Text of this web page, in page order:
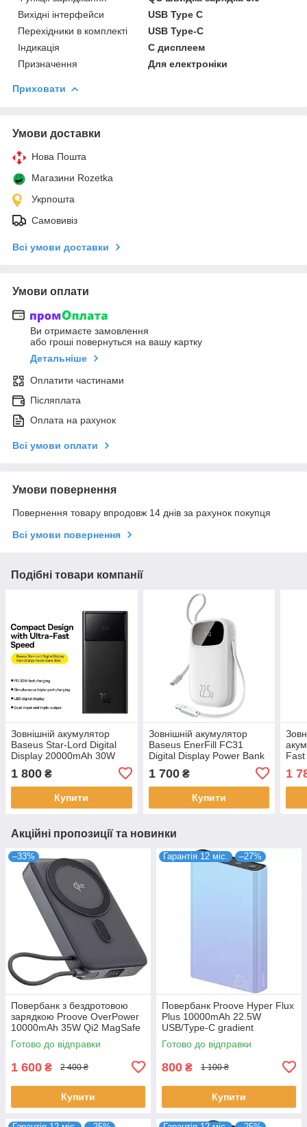
Вихідні інтерфейси
USB Type C
Перехідники в комплекті
USB Type-C
Індикація
С дисплеем
Призначення
Для електроніки
Приховати
Умови доставки
Нова Пошта
Магазини Rozetka
Укрпошта
Самовивіз
Всі умови доставки
Умови оплати
Ви отримаєте замовлення
або гроші повернуться на вашу картку
Детальніше
Оплатити частинами
Післяплата
Оплата на рахунок
Всі умови оплати
Умови повернення
Повернення товару впродовж 14 днів за рахунок покупця
Всі умови повернення
Подібні товари компанії
Зовнішній акумулятор
Baseus Star-Lord Digital
Display 20000mAh 30W
Black (P10022904113-00)
1 800 ₴
Купити
Зовнішній акумулятор
Baseus EnerFill FC31
Digital Display Power Bank
20000mAh 22.5W Moon
White
1 700₴
Купити
1
Акційні пропозиції та новинки
–33%
Повербанк з бездротовою
зарядкою Proove OverPower
10000mAh 35W Qi2 MagSafe
вбудований кабель Type-C
(PBOP35012105)
Готово до відправки
1 600 ₴ 2 400 ₴
Купити
Гарантія 12 міс. –27%
Повербанк Proove Hyper Flux
Plus 10000mAh 22.5W
USB/Type-C gradient
(PBF122120009)
Готово до відправки
800 ₴ 1 100 ₴
Купити